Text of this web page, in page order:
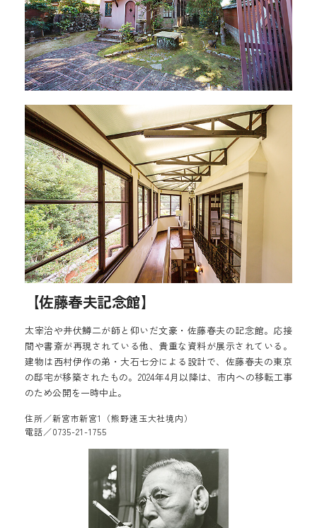
【佐藤春夫記念館】
太宰治や井伏鱒二が師と仰いだ文豪・佐藤春夫の記念館。応接
間や書斎が再現されている他、貴重な資料が展示されている。
建物は西村伊作の弟・大石七分による設計で、佐藤春夫の東京
の邸宅が移築されたもの。2024年4月以降は、市内への移転工事
のため公開を一時中止。
住所／新宮市新宮1（熊野速玉大社境内）
電話／0735-21-1755